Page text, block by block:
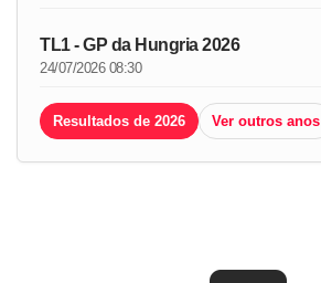
TL1 - GP da Hungria 2026
24/07/2026 08:30
Resultados de 2026 Ver outros anos